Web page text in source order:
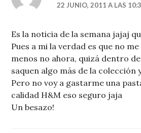
22 JUNIO, 2011 A LAS
Es la noticia de la semana jajaj
Pues a mi la verdad es que no
menos no ahora, quizá dentro
saquen algo más de la colección
Pero no voy a gastarme una
calidad H&M eso seguro jaja
Un besazo!